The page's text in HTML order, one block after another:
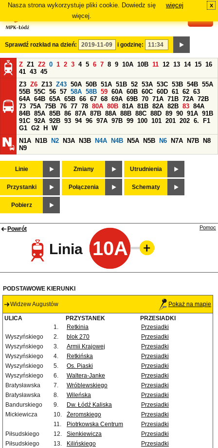
Nasza strona wykorzystuje pliki cookie. Dowiedz się
więcej.
więcej x
Sprawdź rozkład na dzień: i godzinę:
Z Z1 Z2 0 1 2 3 4 5 6 7 8 9 10A 10B 11 12 13 14 15 16
41 43 45
Z3 Z6 Z13 Z43 50A 50B 51A 51B 52 53A 53C 53B 54B 55A
55B 55C 56 57 58A 58B 59 60A 60B 60C 60D 61 62 63
64A 64B 65A 65B 66 67 68 69A 69B 70 71A 71B 72A 72B
73 75A 75B 76 77 78 80A 80B 81A 81B 82A 82B 83 84A
84B 85A 85B 86 87A 87B 88A 88B 88C 88D 89 90 91A 91B
91C 92A 92B 93 94 96 97A 97B 99 100 101 201 202 6.
F1
G1 G2 H
W
N1A
N1B N2 N3A N3B N4A N4B N5A N5B N6 N7A N7B
N8
N9
Linie Zmiany Utrudnienia
Przystanki Połączenia Schematy
Pobierz
Powrót
Linia 10A
Pomoc
PODSTAWOWE KIERUNKI
Widzew Augustów Pokaż na mapie
ULICA PRZYSTANEK
PRZESIADKI
1.
Retkinia
Przesiadki
Wyszyńskiego
2. blok 270
Przesiadki
Wyszyńskiego
3. Armii Krajowej
Przesiadki
Wyszyńskiego
4. Retkińska
Przesiadki
Wyszyńskiego
5. Os. Piaski
Przesiadki
Wyszyńskiego
6. Waltera-Janke
Przesiadki
Bratysławska
7. Wróblewskiego
Przesiadki
Bratysławska
8. Wileńska
Przesiadki
Bandurskiego
9. Dw. Łódź Kaliska
Przesiadki
Mickiewicza
10. Żeromskiego
Przesiadki
11.
Piotrkowska Centrum
Przesiadki
Piłsudskiego
12. Sienkiewicza
Przesiadki
Piłsudskiego
13. Kilińskiego
Przesiadki